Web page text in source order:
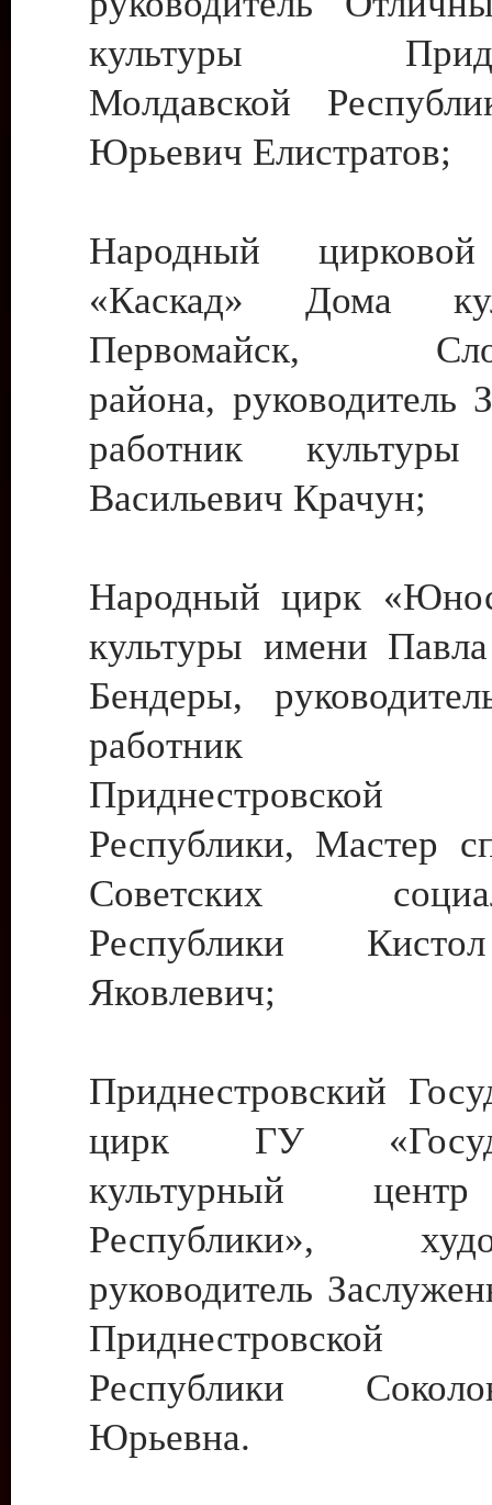
культуры
Молдавской
Юрьевич Елистратов;
Народный цирковой
«Каскад» Дома
Первомайск,
района, руководитель
работник культуры
Васильевич Крачун;
Народный цирк
культуры имени
Бендеры,
работник
Приднестровской
Республики, Мастер
Советских
Республики
Яковлевич;
Приднестровский
цирк ГУ
культурный
Республики»,
руководитель
Приднестровской
Республики
Юрьевна.